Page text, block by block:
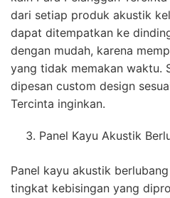
dari setiap produk akustik
dapat ditempatkan ke
dengan mudah, karena
yang tidak memakan waktu.
dipesan custom design
Tercinta inginkan.
Panel Kayu Akustik
Panel kayu akustik
tingkat kebisingan yang